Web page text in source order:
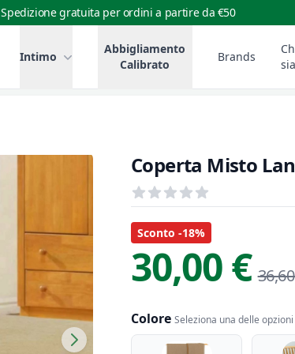
Spedizione gratuita per ordini a partire da €50
Intimo
Abbigliamento
Calibrato
Brands
Coperta Misto
Recensioni
out of 5 stars
Informazioni Prodotto
Descrizione riassuntiva
Sconto -18%
30,00 €
Colore Seleziona una delle
Colore